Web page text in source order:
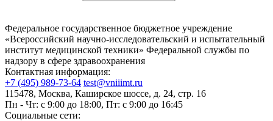
Федеральное государственное бюджетное учреждение
«Всероссийский научно-исследовательский и испытательный
институт медицинской техники» Федеральной службы по
надзору в сфере здравоохранения
Контактная информация:
+7 (495) 989-73-64 test@vniiimt.ru
115478, Москва, Каширское шоссе, д. 24, стр. 16
Пн - Чт: с 9:00 до 18:00, Пт: с 9:00 до 16:45
Социальные сети: